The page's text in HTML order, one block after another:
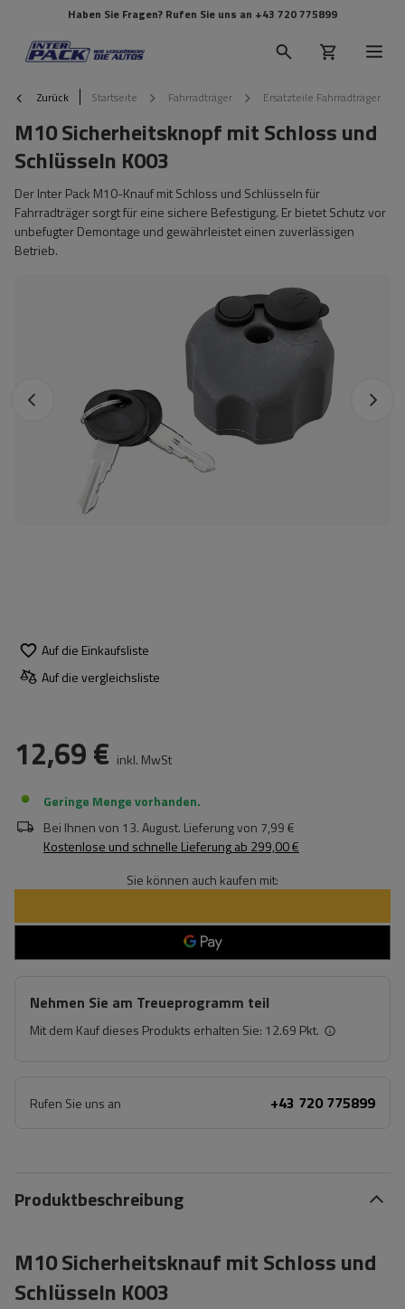
Haben Sie Fragen? Rufen Sie uns an +43 720 775899
Zurück Startseite Fahrradträger Ersatzteile Fahrradträger
M10 Sicherheitsknopf mit Schloss und
Schlüsseln K003
Der Inter Pack M10-Knauf mit Schloss und Schlüsseln für
Fahrradträger sorgt für eine sichere Befestigung. Er bietet Schutz vor
unbefugter Demontage und gewährleistet einen zuverlässigen
Betrieb.
Auf die Einkaufsliste
Auf die vergleichsliste
12,69 € inkl. MwSt
Geringe Menge vorhanden
Bei Ihnen von 13. August. Lieferung von 7,99 €
Kostenlose und schnelle Lieferungab 299,00 €
Sie können auch kaufen mit:
Nehmen Sie am Treueprogramm teil
Mit dem Kauf dieses Produkts erhalten Sie: 12.69 Pkt.
Rufen Sie uns an +43 720 775899
Produktbeschreibung
M10 Sicherheitsknauf mit Schloss und
Schlüsseln K003